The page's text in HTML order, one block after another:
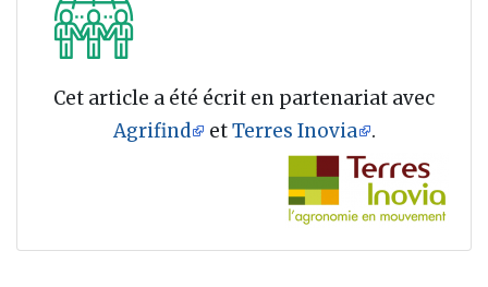
Cet article a été écrit en partenariat avec
Agrifind
etTerres Inovia .